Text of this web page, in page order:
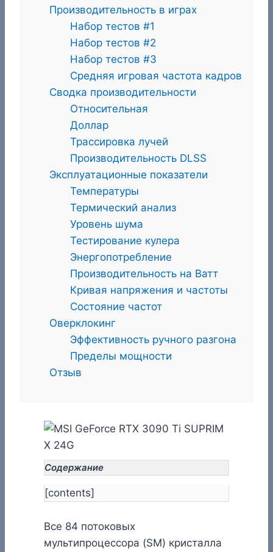
Производительность в играх
Набор тестов #1
Набор тестов #2
Набор тестов #3
Средняя игровая частота кадров
Сводка производительности
Относительная
Доллар
Трассировка лучей
Производительность DLSS
Эксплуатационные показатели
Температуры
Термический анализ
Уровень шума
Тестирование кулера
Энергопотребление
Производительность на Ватт
Кривая напряжения и частоты
Состояние частот
Оверклокинг
Эффективность ручного разгона
Пределы мощности
Отзыв
Содержание
[contents]
Все 84 потоковых
мультипроцессора (SM) кристалла